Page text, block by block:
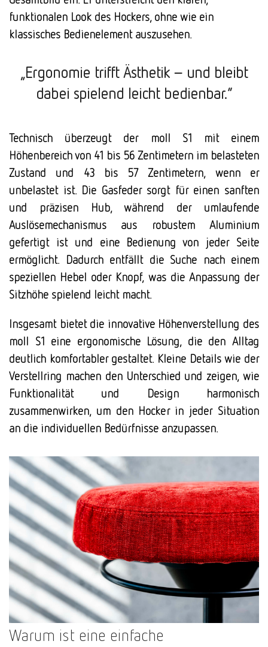
funktionalen Look des Hockers, ohne wie ein
klassisches Bedienelement auszusehen.
„Ergonomie trifft Ästhetik – und bleibt
dabei spielend leicht bedienbar.“
Technisch überzeugt der moll S1 mit einem
Höhenbereich von 41 bis 56 Zentimetern im belasteten
Zustand und 43 bis 57 Zentimetern, wenn er
unbelastet ist. Die Gasfeder sorgt für einen sanften
und präzisen Hub, während der umlaufende
Auslösemechanismus aus robustem Aluminium
gefertigt ist und eine Bedienung von jeder Seite
ermöglicht. Dadurch entfällt die Suche nach einem
speziellen Hebel oder Knopf, was die Anpassung der
Sitzhöhe spielend leicht macht.
Insgesamt bietet die innovative Höhenverstellung des
moll S1 eine ergonomische Lösung, die den Alltag
deutlich komfortabler gestaltet. Kleine Details wie der
Verstellring machen den Unterschied und zeigen, wie
Funktionalität und Design harmonisch
zusammenwirken, um den Hocker in jeder Situation
an die individuellen Bedürfnisse anzupassen.
Warum ist eine einfache